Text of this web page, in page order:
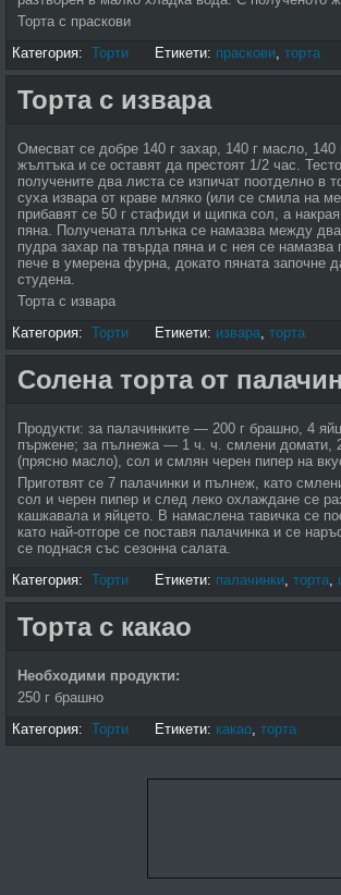
Торта с праскови
Категория: Торти Етикети: праскови, торта
Торта с извара
Омесват се добре 140 г захар, 140 г масло,
жълтъка и се оставят да престоят 1/2 час.
получените два листа се изпичат поотделно в
суха извара от краве мляко (или се смила на
прибавят се 50 г стафиди и щипка сол, а
пяна. Получената плънка се намазва между
пудра захар па твърда пяна и с нея се намазва
пече в умерена фурна, докато пяната започне
студена.
Торта с извара
Категория: Торти Етикети: извара, торта
Солена торта от
Продукти: за палачинките — 200 г брашно, 4
пържене; за пълнежа — 1 ч. ч. смлени домати,
(прясно масло), сол и смлян черен пипер на
Приготвят се 7 палачинки и пълнеж, като
сол и черен пипер и след леко охлаждане се
кашкавала и яйцето. В намаслена тавичка се
като най-отгоре се поставя палачинка и се
се поднася със сезонна салата.
Категория: Торти Етикети: палачинки, торта,
Торта с какао
Необходими продукти:
250 г брашно
Категория: Торти Етикети: какао, торта